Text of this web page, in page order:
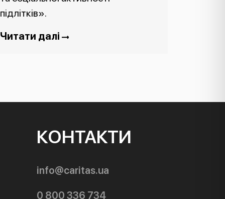
підлітків».
Читати далі
КОНТАКТИ
info@caritas.ua
0 800 336 734